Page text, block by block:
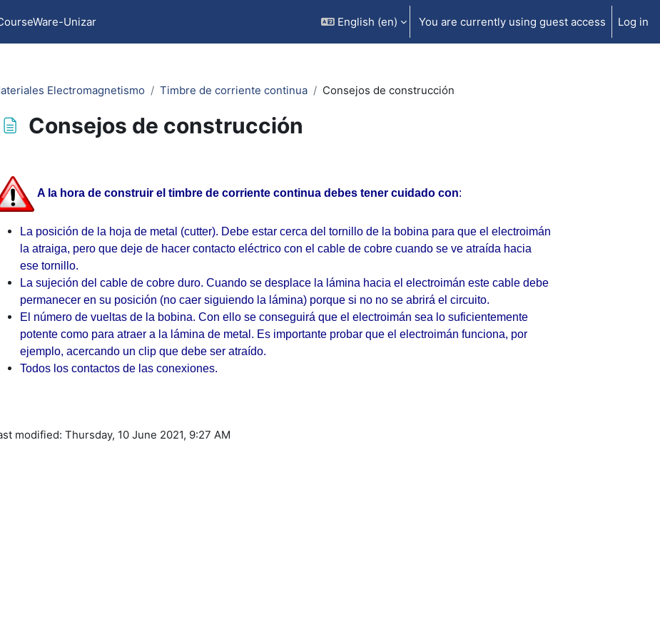
Unizar English ‎(en)‎ You are currently using guest access Log in
Electromagnetismo Timbre de corriente continua Consejos de construcción
Consejos de construcción
A la hora de construir el timbre de corriente continua debes tener cuidado con:
La posición de la hoja de metal (cutter). Debe estar cerca del tornillo de la bobina para que el electroimán
la atraiga, pero que deje de hacer contacto eléctrico con el cable de cobre cuando se ve atraída hacia
ese tornillo.
La sujeción del cable de cobre duro. Cuando se desplace la lámina hacia el electroimán este cable debe
permanecer en su posición (no caer siguiendo la lámina) porque si no no se abrirá el circuito.
El número de vueltas de la bobina. Con ello se conseguirá que el electroimán sea lo suficientemente
potente como para atraer a la lámina de metal. Es importante probar que el electroimán funciona, por
ejemplo, acercando un clip que debe ser atraído.
Todos los contactos de las conexiones.
modified: Thursday, 10 June 2021, 9:27 AM